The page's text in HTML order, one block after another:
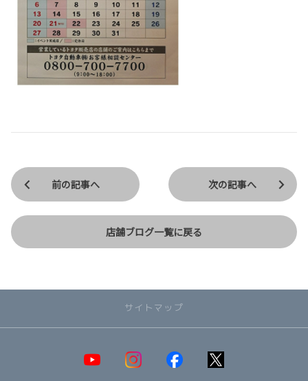
前の記事へ
店舗ブログ一覧に戻る
次の記事へ
サイトマップ